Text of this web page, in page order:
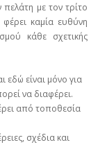
με τον τρίτο
καμία ευθύνη
κάθε σχετικής
εδώ είναι μόνο για
να διαφέρει.
από τοποθεσία
σχέδια και